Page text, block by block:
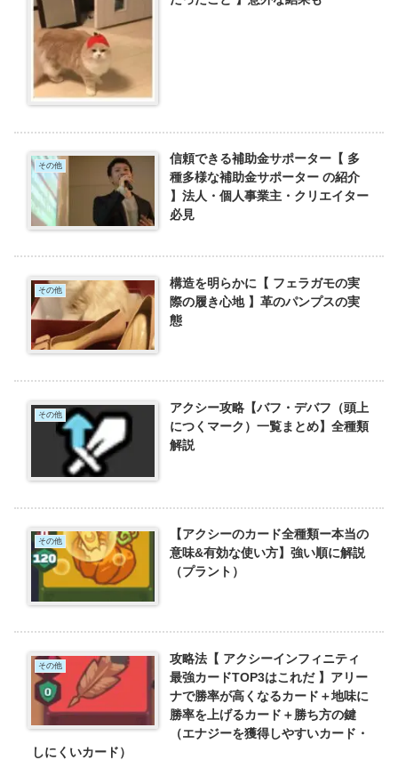
その他
信頼できる補助金サポーター【 多
種多様な補助金サポーター の紹介
】法人・個人事業主・クリエイター
必見
その他
構造を明らかに【 フェラガモの実
際の履き心地 】革のパンプスの実
態
その他
アクシー攻略【バフ・デバフ（頭上
につくマーク）一覧まとめ】全種類
解説
その他
【アクシーのカード全種類ー本当の
意味&有効な使い方】強い順に解説
（プラント）
その他
攻略法【 アクシーインフィニティ
最強カードTOP3はこれだ 】アリー
ナで勝率が高くなるカード＋地味に
勝率を上げるカード＋勝ち方の鍵
（エナジーを獲得しやすいカード・
しにくいカード）